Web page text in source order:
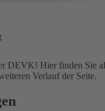
DEVK! Hier finden Sie
Verlauf der Seite.